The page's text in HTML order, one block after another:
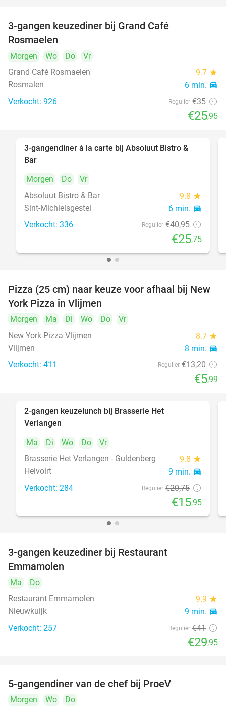
3-gangen keuzediner bij Grand Café
Rosmaelen
Morgen Wo Do
Vr
Grand Café Rosmaelen
9.7 star
Rosmalen 6 min. directions_car
Verkocht: 926 Regulier €35
€25,95
37%
3-gangendiner à la carte bij Absoluut Bistro &
Bar
Morgen
Do
Vr
Absoluut Bistro & Bar
9.8 star
Sint-Michielsgestel 6 min. directions_car
Verkocht: 336 Regulier €40,95
€25,75
55%
Pizza (25 cm) naar keuze voor afhaal bij New
York Pizza in Vlijmen
Morgen Ma Di Wo Do
Vr
New York Pizza Vlijmen
8.7 star
Vlijmen 8 min. directions_car
Verkocht: 411 Regulier €13,20
€5,99
2-gangen keuzelunch bij Brasserie Het
Verlangen
Ma
Di Wo Do
Vr
Brasserie Het Verlangen - Guldenberg
9.8 star
Helvoirt 9 min. directions_car
Verkocht: 284 Regulier €20,75
€15,95
3-gangen keuzediner bij Restaurant
Emmamolen
Ma
Do
Restaurant Emmamolen
9.9 star
Nieuwkuijk 9 min. directions_car
Verkocht: 257 Regulier €41
€29,95
5-gangendiner van de chef bij ProeV
Morgen Wo Do